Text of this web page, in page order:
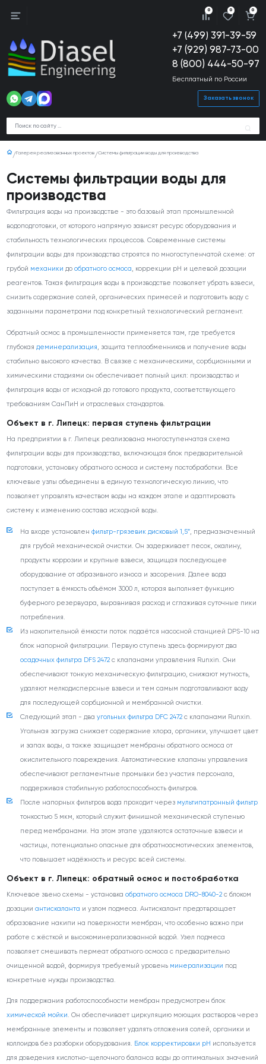
+7 (499) 391-39-59
+7 (929) 987-73-00
8 (800) 444-50-97
Бесплатный по России
Заказать звонок
0 0 0
Галерея реализованных проектов Системы фильтрации воды для производства
Системы фильтрации воды для
производства
Фильтрация воды на производстве - это базовый этап промышленной
водоподготовки, от которого напрямую зависят ресурс оборудования и
стабильность технологических процессов. Современные системы
фильтрации воды для производства строятся по многоступенчатой схеме: от
грубой механики дообратного осмоса, коррекции pH и целевой дозации
реагентов. Такая фильтрация воды в производстве позволяет убрать взвеси,
снизить содержание солей, органических примесей и подготовить воду с
заданными параметрами под конкретный технологический регламент.
Обратный осмос в промышленности применяется там, где требуется
глубокаядеминерализация, защита теплообменников и получение воды
стабильно высокого качества. В связке с механическими, сорбционными и
химическими стадиями он обеспечивает полный цикл: производство и
фильтрация воды от исходной до готового продукта, соответствующего
требованиям СанПиН и отраслевых стандартов.
Объект в г. Липецк: первая ступень фильтрации
На предприятии в г. Липецк реализована многоступенчатая схема
фильтрации воды для производства, включающая блок предварительной
подготовки, установку обратного осмоса и систему постобработки. Все
ключевые узлы объединены в единую технологическую линию, что
позволяет управлять качеством воды на каждом этапе и адаптировать
систему к изменению состава исходной воды.
На входе установлен фильтр-грязевик дисковый 1,5″, предназначенный
для грубой механической очистки. Он задерживает песок, окалину,
продукты коррозии и крупные взвеси, защищая последующее
оборудование от абразивного износа и засорения. Далее вода
поступает в ёмкость объёмом 3000 л, которая выполняет функцию
буферного резервуара, выравнивая расход и сглаживая суточные пики
потребления.
Из накопительной ёмкости поток подаётся насосной станцией DPS-10 на
блок напорной фильтрации. Первую ступень здесь формируют два
осадочных фильтра DFS 2472с клапанами управления Runxin. Они
обеспечивают тонкую механическую фильтрацию, снижают мутность,
удаляют мелкодисперсные взвеси и тем самым подготавливают воду
для последующей сорбционной и мембранной очистки.
Следующий этап - два угольных фильтра DFС 2472с клапанами Runxin.
Угольная загрузка снижает содержание хлора, органики, улучшает цвет
и запах воды, а также защищает мембраны обратного осмоса от
окислительного повреждения. Автоматические клапаны управления
обеспечивают регламентные промывки без участия персонала,
поддерживая стабильную работоспособность фильтров.
После напорных фильтров вода проходит через мультипатронный фильтр
тонкостью 5 мкм, который служит финишной механической ступенью
перед мембранами. На этом этапе удаляются остаточные взвеси и
частицы, потенциально опасные для обратноосмотических элементов,
что повышает надёжность и ресурс всей системы.
Объект в г. Липецк: обратный осмос и постобработка
Ключевое звено схемы - установкаобратного осмоса DRO-8040-2 с блоком
дозацииантискаланта и узлом подмеса. Антискалант предотвращает
образование накипи на поверхности мембран, что особенно важно при
работе с жёсткой и высокоминерализованной водой. Узел подмеса
позволяет смешивать пермеат обратного осмоса с предварительно
очищенной водой, формируя требуемый уровень минерализации под
конкретные нужды производства.
Для поддержания работоспособности мембран предусмотрен блок
химической мойки. Он обеспечивает циркуляцию моющих растворов через
мембранные элементы и позволяет удалять отложения солей, органики и
коллоидов без разборки оборудования. Блок корректировки pH используется
для доведения кислотно-щелочного баланса воды до оптимальных значений